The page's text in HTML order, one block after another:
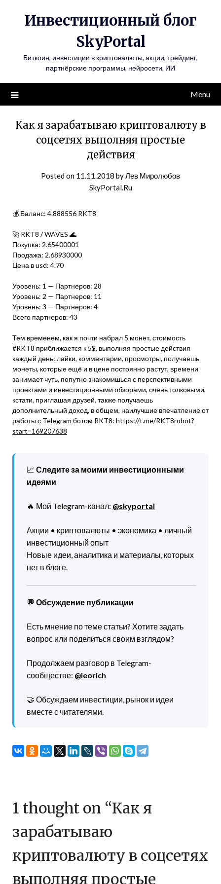
Инвестиционный блог
SkyPortal
Биткоин, инвестиции в криптовалюты, акции, трейдинг,
партнёрские программы, нейросети, ИИ
Menu
Как я зарабатываю криптовалюту в
соцсетях выполняя простые
действия
Posted on 11.11.2018 byЛев Миролюбов
SkyPortal.Ru
💰 Баланс: 4.888556 RKT8
🚀 RKT8 / WAVES 🌊
Покупка: 2.65400001
Продажа: 2.68930000
Цена в usd: 4.70
Уровень: 1 — Партнеров: 28
Уровень: 2 — Партнеров: 11
Уровень: 3 — Партнеров: 4
Всего партнеров: 43
Тем временем, как я почти набрал 5 монет, стоимость
#RKT8 приближается к 5$, выполняя простые действия
каждый день: лайки, комментарии, просмотры, получаешь
монеты, которые ещё и в цене постоянно растут, времени
занимает чуть, попутно знакомишься с перспективными
проектами и инвестиционными обзорами, очень толковыми,
кстати, приглашая друзей, также получаешь
дополнительный доход, в общем, наилучшие впечатление от
работы с Telegram ботом RKT8: https://t.me/RKT8robot?
start=169207638
📈 Следите за моими инвестиционными
идеями
🔥 Мой Telegram-канал: @skyportal
Акции • криптовалюты • экономика • личный
инвестиционный опыт
Новые идеи, аналитика и материалы, которых
нет в блоге.
💬 Обсуждение публикации
Есть мнение по теме статьи? Хотите задать
вопрос или поделиться своим взглядом?
Продолжаем разговор в Telegram-
сообществе: @leorich
🤝 Обсуждаем инвестиции, рынок и идеи
вместе с читателями.
1 thought on “Как я
зарабатываю
криптовалюту в соцсетях
выполняя простые